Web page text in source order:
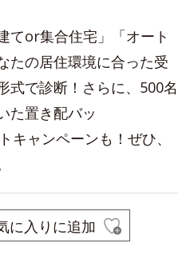
てor集合住宅」「オート
たの居住環境に合った受
式で診断！さらに、500名
た置き配バッ
キャンペーンも！ぜひ、
に入りに追加